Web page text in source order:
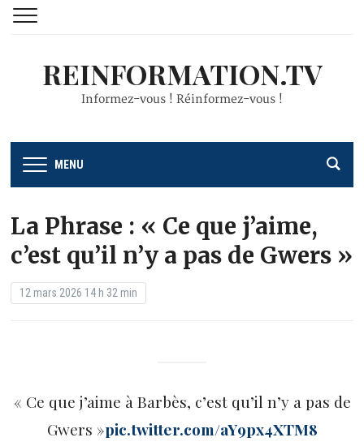
REINFORMATION.TV
Informez-vous ! Réinformez-vous !
MENU
La Phrase : « Ce que j’aime,
c’est qu’il n’y a pas de Gwers »
12 mars 2026 14 h 32 min
« Ce que j’aime à Barbès, c’est qu’il n’y a pas de
Gwers »pic.twitter.com/aY9px4XTM8